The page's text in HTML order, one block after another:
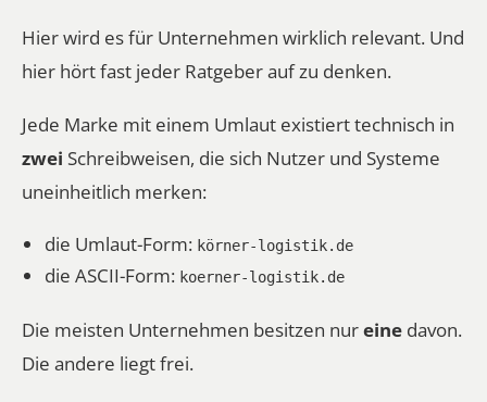
Hier wird es für Unternehmen wirklich relevant. Und
hier hört fast jeder Ratgeber auf zu denken.
Jede Marke mit einem Umlaut existiert technisch in
zwei Schreibweisen, die sich Nutzer und Systeme
uneinheitlich merken:
die Umlaut-Form: körner-logistik.de
die ASCII-Form: koerner-logistik.de
Die meisten Unternehmen besitzen nureine davon.
Die andere liegt frei.